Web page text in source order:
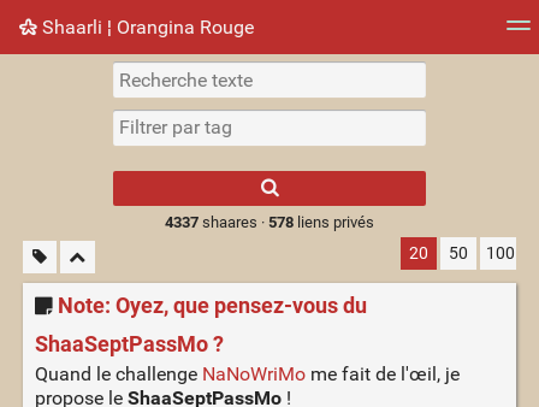
Shaarli ¦ Orangina Rouge
Nuage de tags Mur d'images
results.
4337shaares · 578liens privés
20 50 100
Note: Oyez, que pensez-vous du
ShaaSeptPassMo ?
Quand le challenge NaNoWriMome fait de l'œil, je
propose le ShaaSeptPassMo!